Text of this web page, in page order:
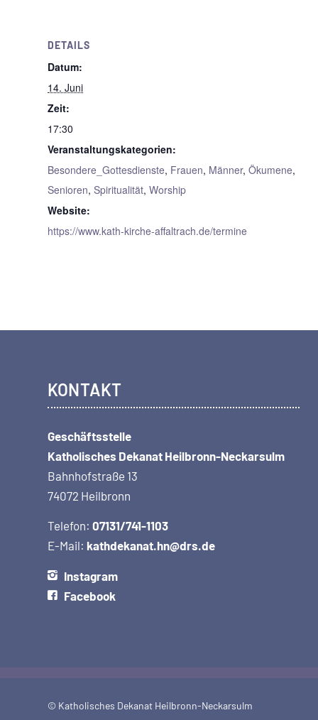
DETAILS
Datum:
14. Juni
Zeit:
17:30
Veranstaltungskategorien:
Besondere_Gottesdienste, Frauen, Männer, Ökumene,
Senioren, Spiritualität, Worship
Website:
https://www.kath-kirche-affaltrach.de/termine
KONTAKT
Geschäftsstelle
Katholisches Dekanat Heilbronn-Neckarsulm
Bahnhofstraße 13
74072 Heilbronn
Telefon: 07131/741-1103
E-Mail: kathdekanat.hn@drs.de
Instagram
Facebook
© Katholisches Dekanat Heilbronn-Neckarsulm